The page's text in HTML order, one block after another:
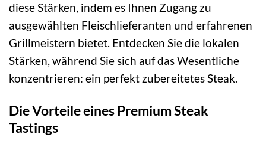
diese Stärken, indem es Ihnen Zugang zu
ausgewählten Fleischlieferanten und erfahrenen
Grillmeistern bietet. Entdecken Sie die lokalen
Stärken, während Sie sich auf das Wesentliche
konzentrieren: ein perfekt zubereitetes Steak.
Die Vorteile eines Premium Steak
Tastings